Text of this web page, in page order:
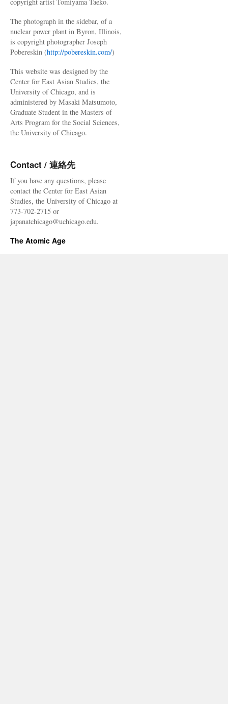
The photograph in the sidebar, of a
nuclear power plant in Byron, Illinois,
is copyright photographer Joseph
Pobereskin (http://pobereskin.com/)
This website was designed by the
Center for East Asian Studies, the
University of Chicago, and is
administered by Masaki Matsumoto,
Graduate Student in the Masters of
Arts Program for the Social Sciences,
the University of Chicago.
Contact / 連絡先
If you have any questions, please
contact the Center for East Asian
Studies, the University of Chicago at
773-702-2715 or
japanatchicago@uchicago.edu.
The Atomic Age